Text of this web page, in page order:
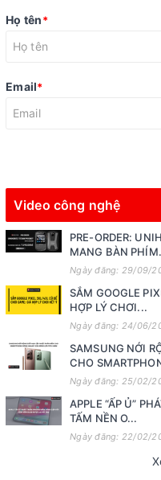
Họ tên*
Email*
Video công nghệ
PRE-ORDER:
MANG BÀN
Ngày đăng: 29/09/
SẮM GOOGLE
HỢP LÝ CHƠI...
Ngày đăng: 24/06/
SAMSUNG NỚI
CHO
Ngày đăng: 25/02/
APPLE “ẤP Ủ”
TẤM NỀN O...
Ngày đăng: 22/02/